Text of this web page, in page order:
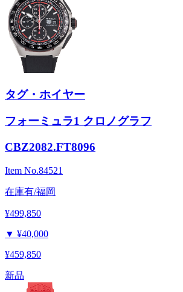
タグ・ホイヤー
フォーミュラ1 クロノグラフ
CBZ2082.FT8096
Item No.84521
在庫有/福岡
¥499,850
▼ ¥40,000
¥459,850
新品